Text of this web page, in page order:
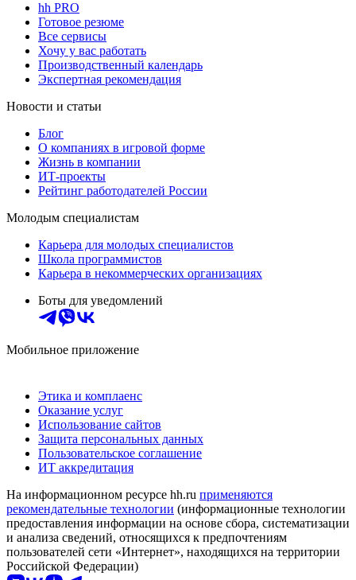
hh PRO
Готовое резюме
Все сервисы
Хочу у вас работать
Производственный календарь
Экспертная рекомендация
Новости и статьи
Блог
О компаниях в игровой форме
Жизнь в компании
ИТ-проекты
Рейтинг работодателей России
Молодым специалистам
Карьера для молодых специалистов
Школа программистов
Карьера в некоммерческих организациях
Боты для уведомлений
Мобильное приложение
Этика и комплаенс
Оказание услуг
Использование сайтов
Защита персональных данных
Пользовательское соглашение
ИТ аккредитация
На информационном ресурсе hh.ru применяются
рекомендательные технологии (информационные технологии
предоставления информации на основе сбора, систематизации
и анализа сведений, относящихся к предпочтениям
пользователей сети «Интернет», находящихся на территории
Российской Федерации)